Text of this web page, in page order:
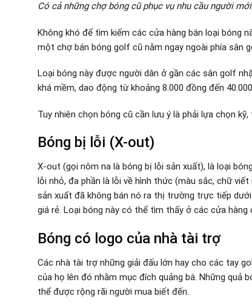
Có cả những chợ bóng cũ phục vụ nhu cầu người
Không khó để tìm kiếm các cửa hàng bán loại bóng
một chợ bán bóng golf cũ nằm ngay ngoài phía sân
Loại bóng này được người dân ở gần các sân golf
khá mềm, dao động từ khoảng 8.000 đồng đến
Tuy nhiên chọn bóng cũ cần lưu ý là phải lựa chọn
Bóng bị lỗi (X-out)
X-out (gọi nôm na là bóng bị lỗi sản xuất), là loại
lỗi nhỏ, đa phần là lỗi về hình thức (màu sắc, chữ
sản xuất đã không bán nó ra thị trường trực tiếp
giá rẻ. Loại bóng này có thể tìm thấy ở các cửa
Bóng có logo của nhà tài trợ
Các nhà tài trợ những giải đấu lớn hay cho các tay
của họ lên đó nhằm mục đích quảng bá. Những
thể được rộng rãi người mua biết đến.